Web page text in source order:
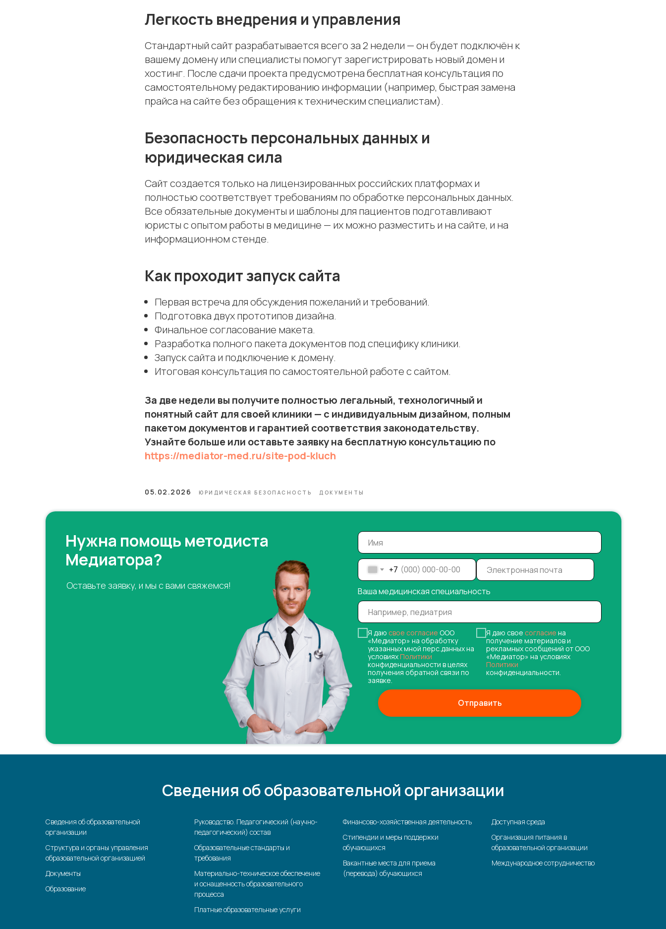
Легкость внедрения и управления
Стандартный сайт разрабатывается всего за 2 недели — он будет подключён к
вашему домену или специалисты помогут зарегистрировать новый домен и
хостинг. После сдачи проекта предусмотрена бесплатная консультация по
самостоятельному редактированию информации (например, быстрая замена
прайса на сайте без обращения к техническим специалистам).
Безопасность персональных данных и
юридическая сила
Сайт создается только на лицензированных российских платформах и
полностью соответствует требованиям по обработке персональных данных.
Все обязательные документы и шаблоны для пациентов подготавливают
юристы с опытом работы в медицине — их можно разместить и на сайте, и на
информационном стенде.
Как проходит запуск сайта
Первая встреча для обсуждения пожеланий и требований.
Подготовка двух прототипов дизайна.
Финальное согласование макета.
Разработка полного пакета документов под специфику клиники.
Запуск сайта и подключение к домену.
Итоговая консультация по самостоятельной работе с сайтом.
За две недели вы получите полностью легальный, технологичный и
понятный сайт для своей клиники — с индивидуальным дизайном, полным
пакетом документов и гарантией соответствия законодательству.
Узнайте больше или оставьте заявку на бесплатную консультацию по
https://mediator-med.ru/site-pod-kluch
05.02.2026 ЮРИДИЧЕСКАЯ БЕЗОПАСНОСТЬ ДОКУМЕНТЫ
Нужна помощь методиста
Медиатора?
+7
Ваша медицинская специальность
Я даю свое согласие ООО
«Медиатор» на обработку
указанных мной перс.данных на
условияхПолитики
конфиденциальности в целях
получения обратной связи по
заявке.
Я даю свое согласие на
получение материалов и
рекламных сообщений от ООО
«Медиатор» на условиях
Политики
конфиденциальности.
Отправить
Оставьте заявку, и мы с вами свяжемся!
Сведения об образовательной организации
Сведения об образовательной
организации
Структура и органы управления
образовательной организацией
Документы
Образование
Руководство. Педагогический (научно-
педагогический) состав
Образовательные стандарты и
требования
Материально-техническое обеспечение
и оснащенность образовательного
процесса
Платные образовательные услуги
Финансово-хозяйственная деятельность
Стипендии и меры поддержки
обучающихся
Вакантные места для приема
(перевода) обучающихся
Доступная среда
Организация питания в
образовательной организации
Международное сотрудничество